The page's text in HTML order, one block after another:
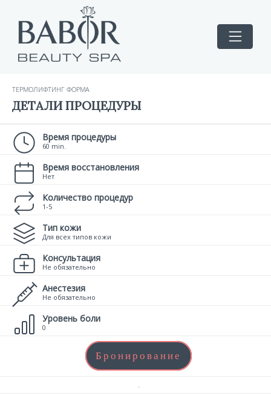
ТЕРМОЛИФТИНГ ФОРМА
ДЕТАЛИ ПРОЦЕДУРЫ
Время процедуры
60 min.
Время восстановления
Нет
Количество процедур
1-5
Тип кожи
Для всех типов кожи
Консультация
Не обязательно
Анестезия
Не обязательно
Уровень боли
0
Бронирование
.